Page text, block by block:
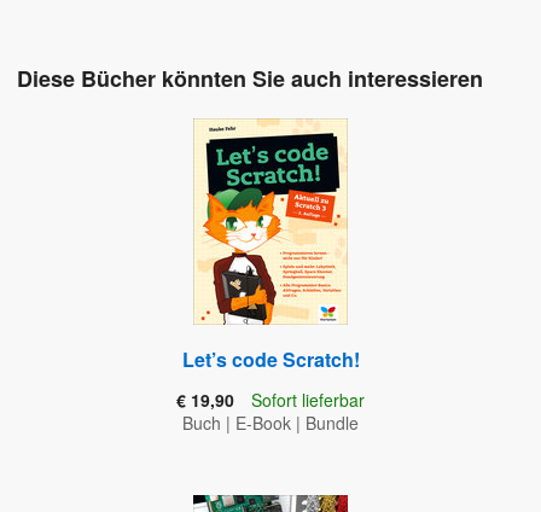
Diese Bücher könnten Sie auch interessieren
Let’s code Scratch!
€ 19,90
Sofort lieferbar
Buch | E-Book | Bundle